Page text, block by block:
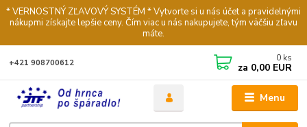
* VERNOSTNÝ ZĽAVOVÝ SYSTÉM * Vytvorte si u nás účet a pravidelnými
nákupmi získajte lepšie ceny. Čím viac u nás nakupujete, tým väčšiu zľavu
máte.
Menu
+421 908700612 0 ks
za 0,00 EUR